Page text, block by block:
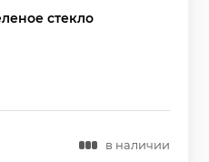
стекло
в наличии